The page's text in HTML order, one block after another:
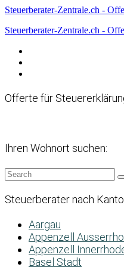
Steuerberater-Zentrale.ch -
Steuerberater-Zentrale.ch -
Offerte für
Ihren Wohnort suchen:
Steuerberater nach
Aargau
Appenzell
Appenzell
Basel Stadt